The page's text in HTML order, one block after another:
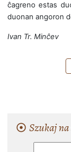
ĉagreno estas
duonan angoron
Ivan Tr. Minĉev
Szukaj